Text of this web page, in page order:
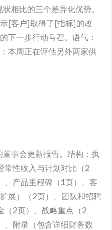
相比的三个差异化优势。
[客户]取得了[指标]的改
下一步行动号召。语气：
本周正在评估另外两家供
事会更新报告。结构：执
常性收入与计划对比（2
、产品里程碑（1页）、客
展）（2页）、团队和招聘
（2页）、战略重点（2
、附录（包含详细财务数